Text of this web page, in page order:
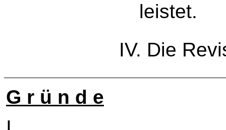
leistet.
IV. Die
G r ü n d e